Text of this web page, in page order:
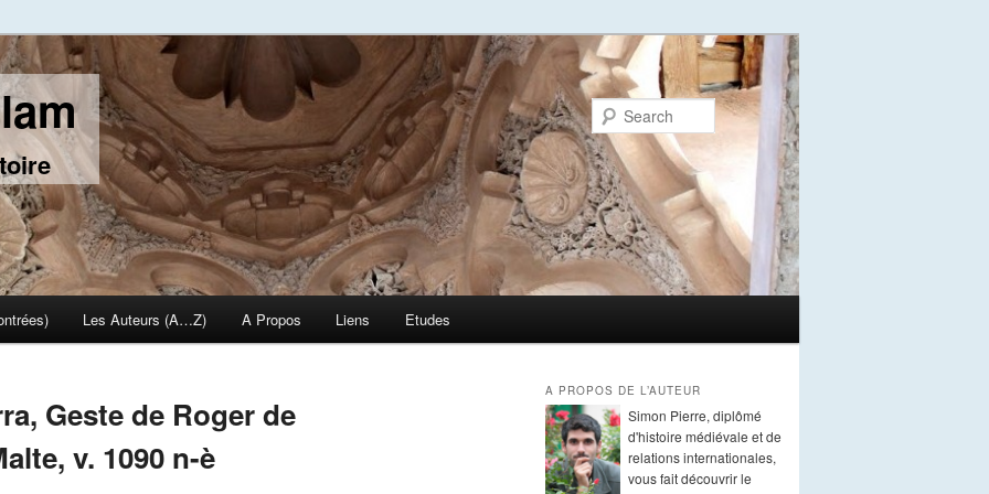
Search
Les Auteurs (A…Z) A Propos Liens Etudes
Geste de Roger de
v. 1090 n-è
A PROPOS DE L’AUTEUR
Simon Pierre, diplômé
d'histoire médiévale et de
relations internationales,
vous fait découvrir le